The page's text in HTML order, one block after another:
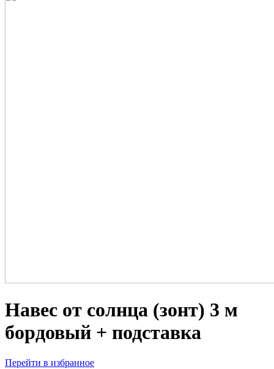
Навес от солнца (зонт) 3 м
бордовый + подставка
Перейти в избранное